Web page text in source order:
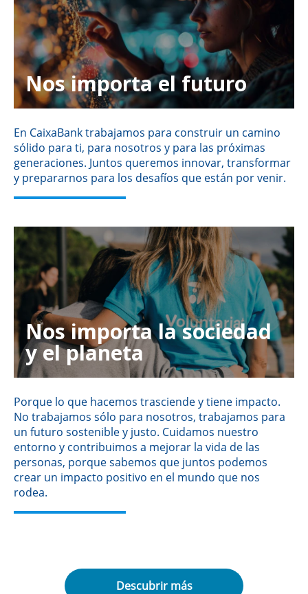
Nos importa el futuro
En CaixaBank trabajamos para construir un camino
sólido para ti, para nosotros y para las próximas
generaciones. Juntos queremos innovar, transformar
y prepararnos para los desafíos que están por venir.
Nos importa la sociedad
y el planeta
Porque lo que hacemos trasciende y tiene impacto.
No trabajamos sólo para nosotros, trabajamos para
un futuro sostenible y justo. Cuidamos nuestro
entorno y contribuimos a mejorar la vida de las
personas, porque sabemos que juntos podemos
crear un impacto positivo en el mundo que nos
rodea.
Descubrir más